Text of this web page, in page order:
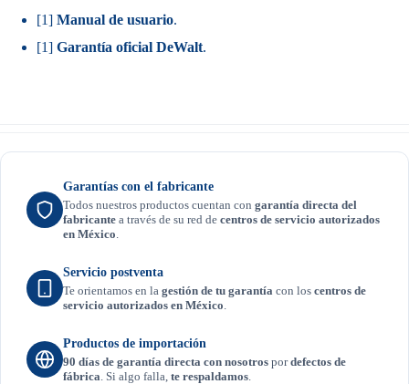
[1] Manual de usuario.
[1] Garantía oficial DeWalt.
Garantías con el fabricante
Todos nuestros productos cuentan con garantía directa del
fabricante a través de su red de centros de servicio autorizados
en México
Servicio postventa
Te orientamos en la gestión de tu garantía con los centros de
servicio autorizados en México
Productos de importación
90 días de garantía directa con nosotros pordefectos de
fábrica . Si algo falla, te respaldamos